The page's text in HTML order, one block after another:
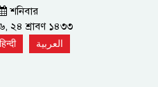
শনিবার
২৪ শ্রাবণ ১৪৩৩
हिन्दी العربية